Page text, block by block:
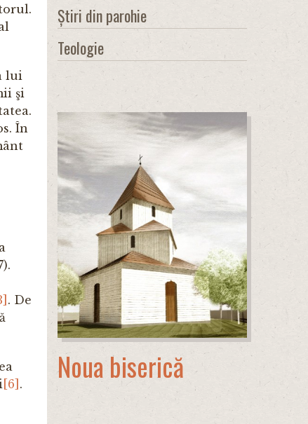
lui
şi
În
. De
[6] .
Știri din parohie
Teologie
Noua biserică